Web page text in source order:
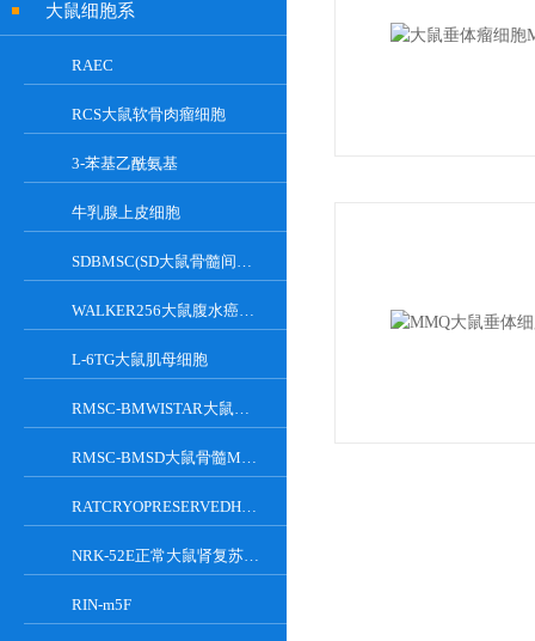
大鼠细胞系
RAEC
RCS大鼠软骨肉瘤细胞
3-苯基乙酰氨基
牛乳腺上皮细胞
SDBMSC(SD大鼠骨髓间充质干细胞)
WALKER256大鼠腹水癌细胞
L-6TG大鼠肌母细胞
RMSC-BMWISTAR大鼠骨髓MSC细胞
RMSC-BMSD大鼠骨髓MSC细胞
RATCRYOPRESERVEDHEPATOCYTES大鼠肝脏实质细胞
NRK-52E正常大鼠肾复苏细胞(附STR鉴定报告)
RIN-m5F